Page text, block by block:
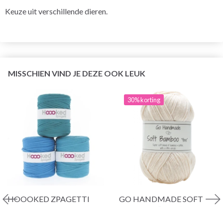
Keuze uit verschillende dieren.
MISSCHIEN VIND JE DEZE OOK LEUK
HOOOKED ZPAGETTI
30% korting
GO HANDMADE SOFT